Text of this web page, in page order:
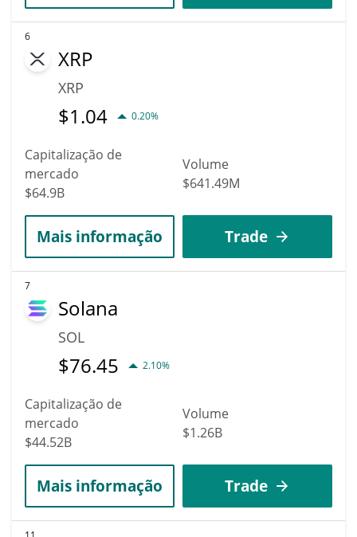
6
XRP
XRP
$1.04 0.20%
Capitalização de
mercado
$64.9B
Volume
$641.49M
Mais informação Trade
7
Solana
SOL
$76.45 2.10%
Capitalização de
mercado
$44.52B
Volume
$1.26B
Mais informação Trade